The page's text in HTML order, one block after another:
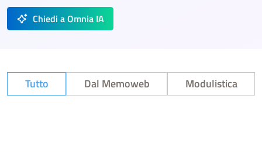
Chiedi a Omnia IA
Tutto Dal Memoweb Modulistica